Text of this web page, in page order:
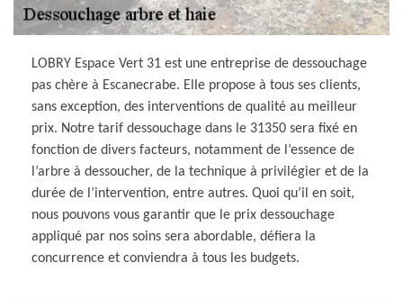
LOBRY Espace Vert 31 est une entreprise de dessouchage
pas chère à Escanecrabe. Elle propose à tous ses clients,
sans exception, des interventions de qualité au meilleur
prix. Notre tarif dessouchage dans le 31350 sera fixé en
fonction de divers facteurs, notamment de l’essence de
l’arbre à dessoucher, de la technique à privilégier et de la
durée de l’intervention, entre autres. Quoi qu’il en soit,
nous pouvons vous garantir que le prix dessouchage
appliqué par nos soins sera abordable, défiera la
concurrence et conviendra à tous les budgets.